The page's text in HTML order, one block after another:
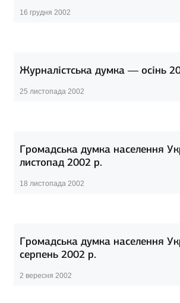
16 грудня 2002
Журналістська думка — осінь
25 листопада 2002
Громадська думка населення
листопад 2002 р.
18 листопада 2002
Громадська думка населення
серпень 2002 р.
2 вересня 2002